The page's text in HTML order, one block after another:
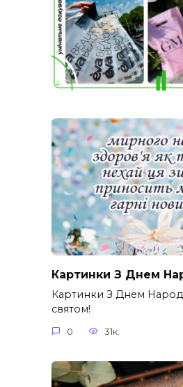
Картинки З Днем
Картинки З Днем
святом!
0 31к.